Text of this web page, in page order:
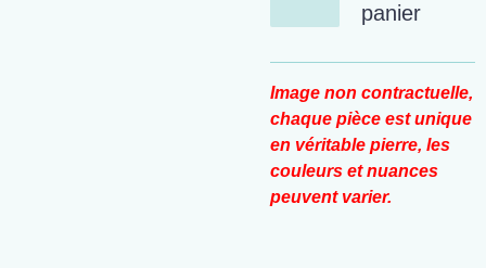
panier
Image non contractuelle,
chaque pièce est unique
en véritable pierre, les
couleurs et nuances
peuvent varier.